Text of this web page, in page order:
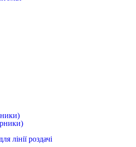
лінії роздачі